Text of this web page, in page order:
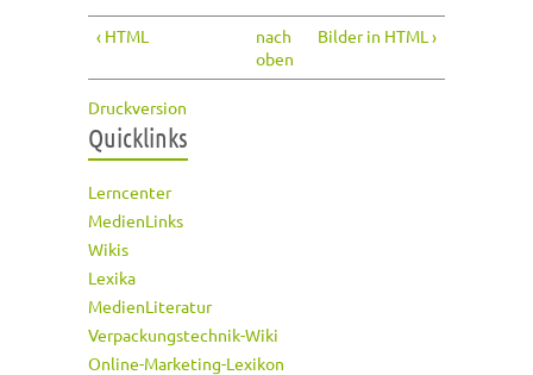
‹ HTML
nach
oben
Bilder in HTML ›
Druckversion
Quicklinks
Lerncenter
MedienLinks
Wikis
Lexika
MedienLiteratur
Verpackungstechnik-Wiki
Online-Marketing-Lexikon